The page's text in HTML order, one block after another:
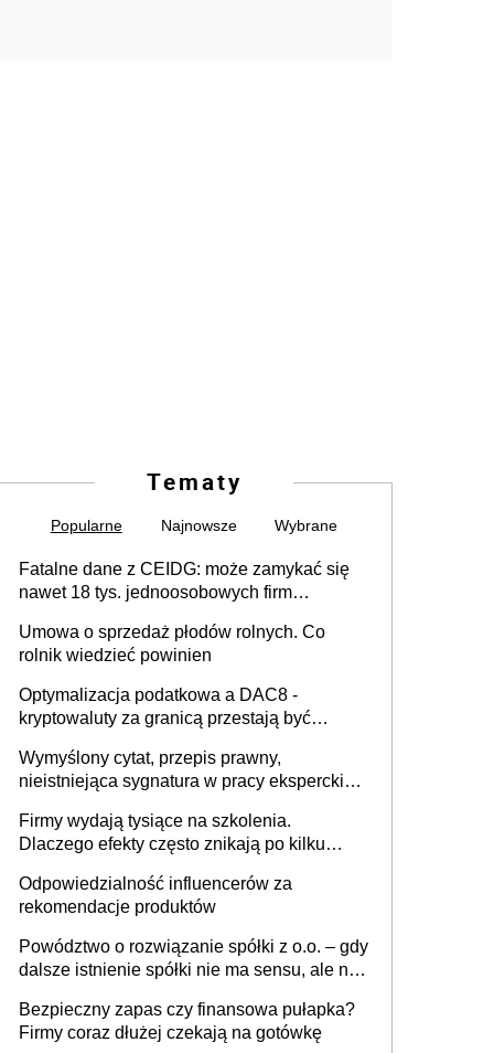
Tematy
Popularne Najnowsze Wybrane
Fatalne dane z CEIDG: może zamykać się
nawet 18 tys. jednoosobowych firm
Umowa o sprzedaż płodów rolnych. Co
rolnik wiedzieć powinien
Optymalizacja podatkowa a DAC8 -
kryptowaluty za granicą przestają być
Wymyślony cytat, przepis prawny,
nieistniejąca sygnatura w pracy eksperckiej -
firmie
Firmy wydają tysiące na szkolenia.
Dlaczego efekty często znikają po kilku
Odpowiedzialność influencerów za
rekomendacje produktów
Powództwo o rozwiązanie spółki z o.o. – gdy
dalsze istnienie spółki nie ma sensu, ale nie
Bezpieczny zapas czy finansowa pułapka?
Firmy coraz dłużej czekają na gotówkę